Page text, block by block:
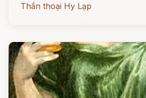
Thần thoại Hy Lạp